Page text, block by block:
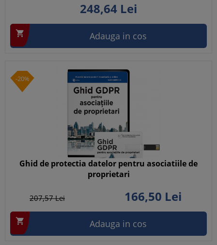
248,64 Lei
 Adauga in cos
-20%
Ghid de protectia datelor pentru asociatiile de
proprietari
207,57Lei 166,50 Lei
 Adauga in cos